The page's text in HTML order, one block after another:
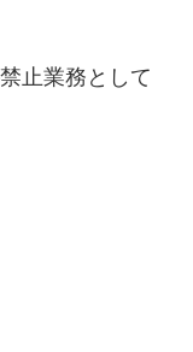
止業務として